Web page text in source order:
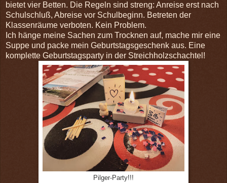
bietet vier Betten. Die Regeln sind streng: Anreise erst nach
Schulschluß, Abreise vor Schulbeginn. Betreten der
Klassenräume verboten. Kein Problem.
Ich hänge meine Sachen zum Trocknen auf, mache mir eine
Suppe und packe mein Geburtstagsgeschenk aus. Eine
komplette Geburtstagsparty in der Streichholzschachtel!
Pilger-Party!!!